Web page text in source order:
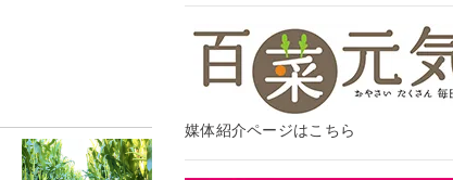
媒体紹介ページはこちら